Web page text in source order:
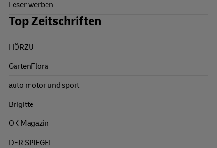
Leser werben
Top Zeitschriften
HÖRZU
GartenFlora
auto motor und sport
Brigitte
OK Magazin
DER SPIEGEL